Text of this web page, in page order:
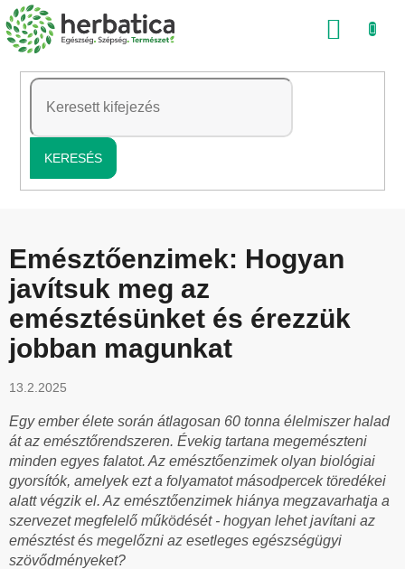
Ugrás
a
tartalomhoz
KERESÉS
Emésztőenzimek: Hogyan
javítsuk meg az
emésztésünket és érezzük
jobban magunkat
13.2.2025
Egy ember élete során átlagosan 60 tonna élelmiszer halad
át az emésztőrendszeren. Évekig tartana megemészteni
minden egyes falatot. Az emésztőenzimek olyan biológiai
gyorsítók, amelyek ezt a folyamatot másodpercek töredékei
alatt végzik el. Az emésztőenzimek hiánya megzavarhatja a
szervezet megfelelő működését - hogyan lehet javítani az
emésztést és megelőzni az esetleges egészségügyi
szövődményeket?